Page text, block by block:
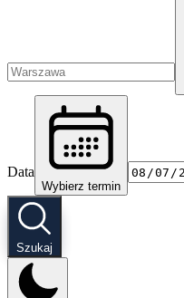
Data
Wybierz termin
Szukaj